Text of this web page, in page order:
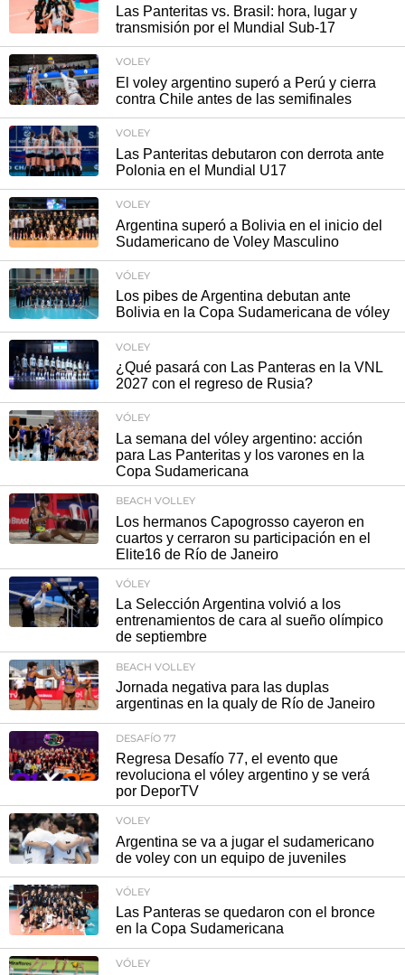
Las Panteritas vs. Brasil: hora, lugar y
transmisión por el Mundial Sub-17
VOLEY
El voley argentino superó a Perú y cierra
contra Chile antes de las semifinales
VOLEY
Las Panteritas debutaron con derrota ante
Polonia en el Mundial U17
VOLEY
Argentina superó a Bolivia en el inicio del
Sudamericano de Voley Masculino
VÓLEY
Los pibes de Argentina debutan ante
Bolivia en la Copa Sudamericana de vóley
VOLEY
¿Qué pasará con Las Panteras en la VNL
2027 con el regreso de Rusia?
VÓLEY
La semana del vóley argentino: acción
para Las Panteritas y los varones en la
Copa Sudamericana
BEACH VOLLEY
Los hermanos Capogrosso cayeron en
cuartos y cerraron su participación en el
Elite16 de Río de Janeiro
VÓLEY
La Selección Argentina volvió a los
entrenamientos de cara al sueño olímpico
de septiembre
BEACH VOLLEY
Jornada negativa para las duplas
argentinas en la qualy de Río de Janeiro
DESAFÍO 77
Regresa Desafío 77, el evento que
revoluciona el vóley argentino y se verá
por DeporTV
VOLEY
Argentina se va a jugar el sudamericano
de voley con un equipo de juveniles
VÓLEY
Las Panteras se quedaron con el bronce
en la Copa Sudamericana
VÓLEY